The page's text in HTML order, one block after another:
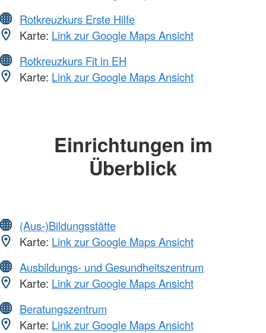
Rotkreuzkurs Erste Hilfe
Karte: Link zur Google Maps Ansicht
Rotkreuzkurs Fit in EH
Karte: Link zur Google Maps Ansicht
Einrichtungen im
Überblick
(Aus-)Bildungsstätte
Karte: Link zur Google Maps Ansicht
Ausbildungs- und Gesundheitszentrum
Karte: Link zur Google Maps Ansicht
Beratungszentrum
Karte: Link zur Google Maps Ansicht